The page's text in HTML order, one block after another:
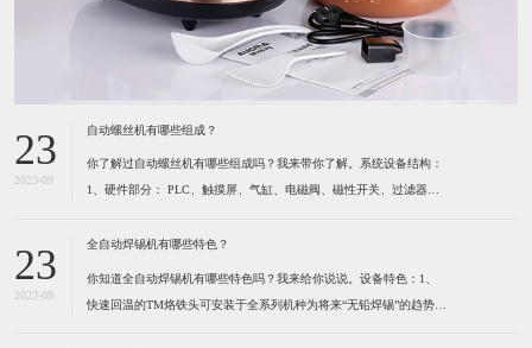
23
2023-09
自动螺丝机有哪些组成？
你了解过自动螺丝机有哪些组成吗？我来带你了解。系统设备结构：
1、硬件部分： PLC、触摸屏、气缸、电磁阀、磁性开关、过滤器及
警灯、空气开关、开关电源、风批、振动盘、系统设备箱、电箱、定
23
2023-09
全自动焊锡机有哪些特色？
你知道全自动焊锡机有哪些特色吗？我来给你说说。设备特色：1、
快速回温的TM烙铁头可安装于全系列机种为将来“无铅焊锡”的趋势所